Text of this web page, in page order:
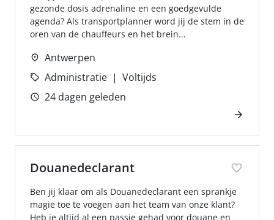
gezonde dosis adrenaline en een goedgevulde
agenda? Als transportplanner word jij de stem in de
oren van de chauffeurs en het brein...
Antwerpen
Administratie
Voltijds
24 dagen geleden
Douanedeclarant
Ben jij klaar om als Douanedeclarant een sprankje
magie toe te voegen aan het team van onze klant?
Heb je altijd al een passie gehad voor douane en